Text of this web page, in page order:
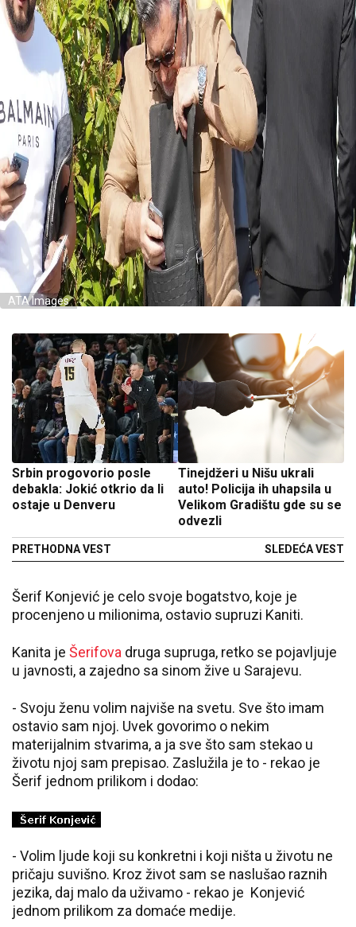
ATA Images
Srbin progovorio posle
debakla: Jokić otkrio da li
ostaje u Denveru
PRETHODNA VEST
Tinejdžeri u Nišu ukrali
auto! Policija ih uhapsila u
Velikom Gradištu gde su se
odvezli
SLEDEĆA VEST
Šerif Konjević je celo svoje bogatstvo, koje je
procenjeno u milionima, ostavio supruzi Kaniti.
Kanita je Šerifova druga supruga, retko se pojavljuje
u javnosti, a zajedno sa sinom žive u Sarajevu.
- Svoju ženu volim najviše na svetu. Sve što imam
ostavio sam njoj. Uvek govorimo o nekim
materijalnim stvarima, a ja sve što sam stekao u
životu njoj sam prepisao. Zaslužila je to - rekao je
Šerif jednom prilikom i dodao:
- Volim ljude koji su konkretni i koji ništa u životu ne
pričaju suvišno. Kroz život sam se naslušao raznih
jezika, daj malo da uživamo - rekao je Konjević
jednom prilikom za domaće medije.